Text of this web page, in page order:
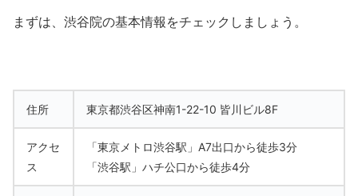
まずは、渋谷院の基本情報をチェックしましょう。
住所 東京都渋谷区神南1-22-10 皆川ビル8F
アクセ
ス
「東京メトロ渋谷駅」A7出口から徒歩3分
「渋谷駅」ハチ公口から徒歩4分